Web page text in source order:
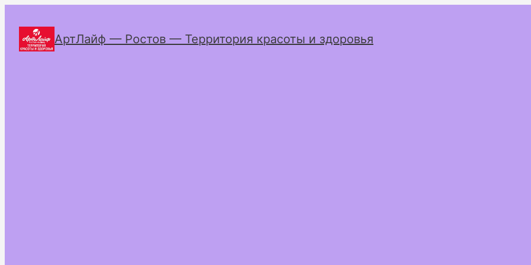
АртЛайф — Ростов — Территория красоты и здоровья